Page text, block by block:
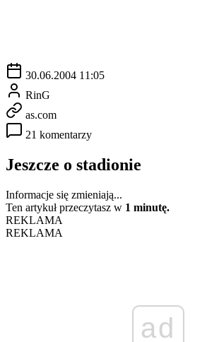
30.06.2004 11:05
RinG
as.com
21 komentarzy
Jeszcze o stadionie
Informacje się zmieniają...
Ten artykuł przeczytasz w 1 minutę.
REKLAMA
REKLAMA
ad